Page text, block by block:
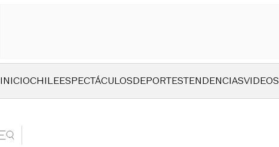
INICIOCHILEESPECTÁCULOSDEPORTESTENDENCIASVIDEOS